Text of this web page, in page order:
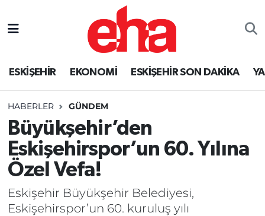
ESKİŞEHİR EKONOMİ ESKİŞEHİR SON DAKİKA
HABERLER GÜNDEM
Büyükşehir’den
Eskişehirspor’un 60. Yılına
Özel Vefa!
Eskişehir Büyükşehir Belediyesi,
Eskişehirspor’un 60. kuruluş yılı